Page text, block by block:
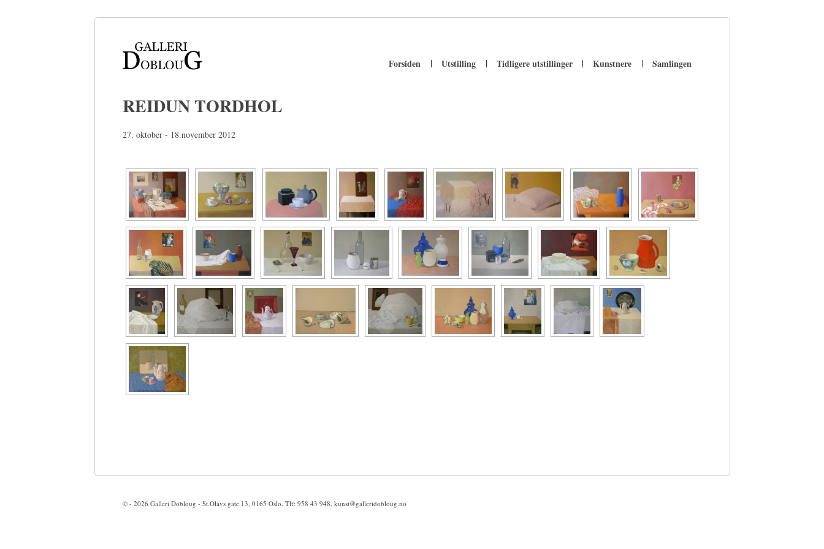
Forsiden Utstilling Tidligere utstillinger Kunstnere Samlingen
REIDUN TORDHOL
27. oktober - 18.november 2012
© - 2026 Galleri Dobloug - St.Olavs gate 13, 0165 Oslo. Tlf: 958 43 948. kunst@galleridobloug.no